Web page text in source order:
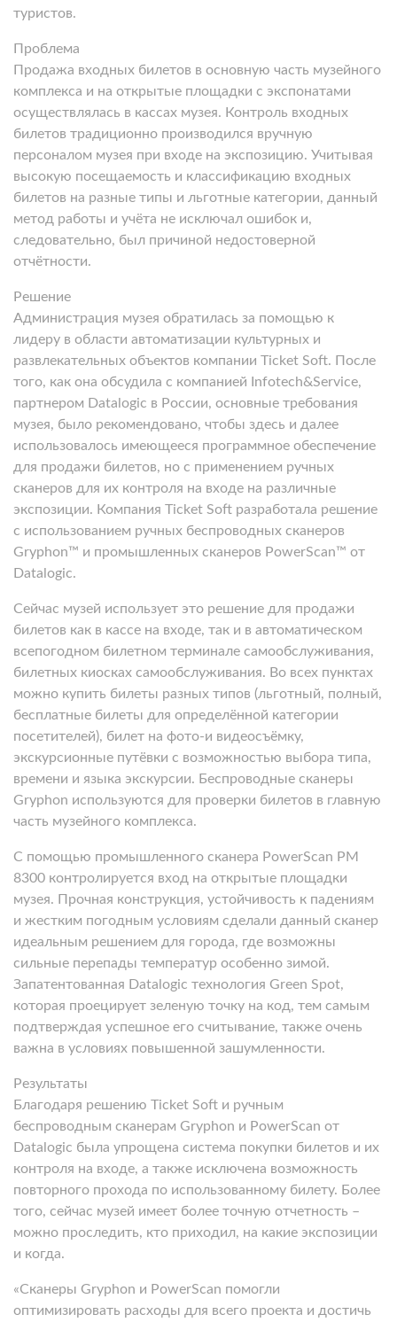
туристов.
Проблема
Продажа входных билетов в основную часть музейного
комплекса и на открытые площадки с экспонатами
осуществлялась в кассах музея. Контроль входных
билетов традиционно производился вручную
персоналом музея при входе на экспозицию. Учитывая
высокую посещаемость и классификацию входных
билетов на разные типы и льготные категории, данный
метод работы и учёта не исключал ошибок и,
следовательно, был причиной недостоверной
отчётности.
Решение
Администрация музея обратилась за помощью к
лидеру в области автоматизации культурных и
развлекательных объектов компании Ticket Soft. После
того, как она обсудила с компанией Infotech&Service,
партнером Datalogic в России, основные требования
музея, было рекомендовано, чтобы здесь и далее
использовалось имеющееся программное обеспечение
для продажи билетов, но с применением ручных
сканеров для их контроля на входе на различные
экспозиции. Компания Ticket Soft разработала решение
с использованием ручных беспроводных сканеров
Gryphon™ и промышленных сканеров PowerScan™ от
Datalogic.
Сейчас музей использует это решение для продажи
билетов как в кассе на входе, так и в автоматическом
всепогодном билетном терминале самообслуживания,
билетных киосках самообслуживания. Во всех пунктах
можно купить билеты разных типов (льготный, полный,
бесплатные билеты для определённой категории
посетителей), билет на фото-и видеосъёмку,
экскурсионные путёвки с возможностью выбора типа,
времени и языка экскурсии. Беспроводные сканеры
Gryphon используются для проверки билетов в главную
часть музейного комплекса.
С помощью промышленного сканера PowerScan PM
8300 контролируется вход на открытые площадки
музея. Прочная конструкция, устойчивость к падениям
и жестким погодным условиям сделали данный сканер
идеальным решением для города, где возможны
сильные перепады температур особенно зимой.
Запатентованная Datalogic технология Green Spot,
которая проецирует зеленую точку на код, тем самым
подтверждая успешное его считывание, также очень
важна в условиях повышенной зашумленности.
Результаты
Благодаря решению Ticket Soft и ручным
беспроводным сканерам Gryphon и PowerScan от
Datalogic была упрощена система покупки билетов и их
контроля на входе, а также исключена возможность
повторного прохода по использованному билету. Более
того, сейчас музей имеет более точную отчетность –
можно проследить, кто приходил, на какие экспозиции
и когда.
«Сканеры Gryphon и PowerScan помогли
оптимизировать расходы для всего проекта и достичь